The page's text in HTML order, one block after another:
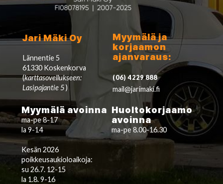
Jari Mäki Oy
Lännentie 5
61330 Koskenkorva
(karttasovellukseen:
Lasipajantie 5)
Myymälä ja
korjaamon
ajanvaraus:
(06) 4229 888
mail@jarimaki.fi
Myymälä avoinna
ma-pe 8-17
la 9-14
Kesän 2026
poikkeusaukioloaikoja:
su 26.7. 12-15
la 1.8. 9-16
Huoltokorjaamo
avoinna
ma-pe 8.00-16.30